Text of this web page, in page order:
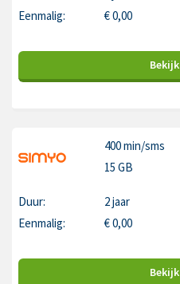
Eenmalig:
€0,00
Bekijk
400 min/sms
15 GB
Duur:
2 jaar
Eenmalig:
€0,00
Bekijk